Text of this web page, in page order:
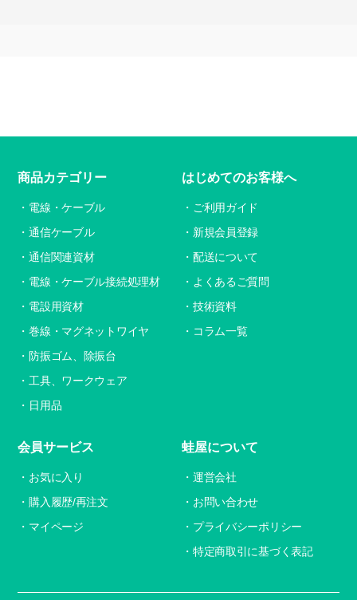
商品カテゴリー
電線・ケーブル
通信ケーブル
通信関連資材
電線・ケーブル接続処理材
電設用資材
巻線・マグネットワイヤ
防振ゴム、除振台
工具、ワークウェア
日用品
はじめてのお客様へ
ご利用ガイド
新規会員登録
配送について
よくあるご質問
技術資料
コラム一覧
会員サービス
お気に入り
購入履歴/再注文
マイページ
蛙屋について
運営会社
お問い合わせ
プライバシーポリシー
特定商取引に基づく表記